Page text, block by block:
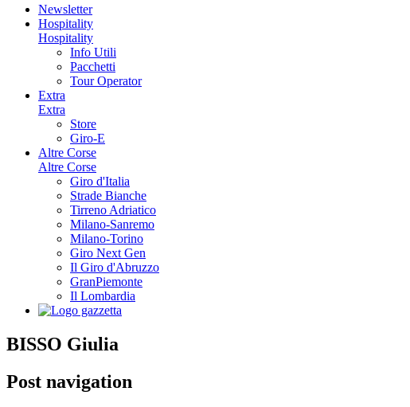
Newsletter
Hospitality
Hospitality
Info Utili
Pacchetti
Tour Operator
Extra
Extra
Store
Giro-E
Altre Corse
Altre Corse
Giro d'Italia
Strade Bianche
Tirreno Adriatico
Milano-Sanremo
Milano-Torino
Giro Next Gen
Il Giro d'Abruzzo
GranPiemonte
Il Lombardia
BISSO Giulia
Post navigation